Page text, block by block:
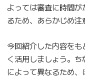
よっては審査に時間
るため、あらかじめ注
今回紹介した内容を
く活用しましょう。
によって異なるため